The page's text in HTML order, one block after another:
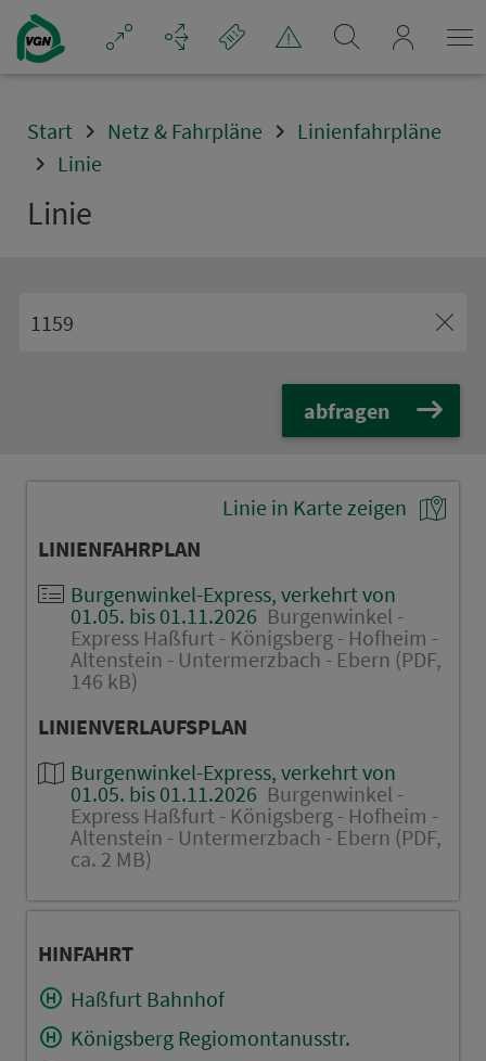
Navigation überspringen
Start Netz & Fahrpläne
Linienfahrpläne
Linie
Linie
abfragen
Linie in Karte zeigen
LINIENFAHRPLAN
Burgenwinkel-Express, verkehrt von
01.05. bis 01.11.2026 Burgenwinkel -
Express Haßfurt - Königsberg - Hofheim -
Altenstein - Untermerzbach - Ebern (PDF,
146 kB)
LINIENVERLAUFSPLAN
Burgenwinkel-Express, verkehrt von
01.05. bis 01.11.2026 Burgenwinkel -
Express Haßfurt - Königsberg - Hofheim -
Altenstein - Untermerzbach - Ebern (PDF,
ca. 2 MB)
HINFAHRT
Haßfurt Bahnhof
Königsberg Regiomontanusstr.